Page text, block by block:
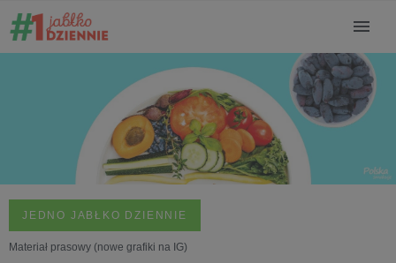
JEDNO JABŁKO DZIENNIE
Materiał prasowy (nowe grafiki na IG)